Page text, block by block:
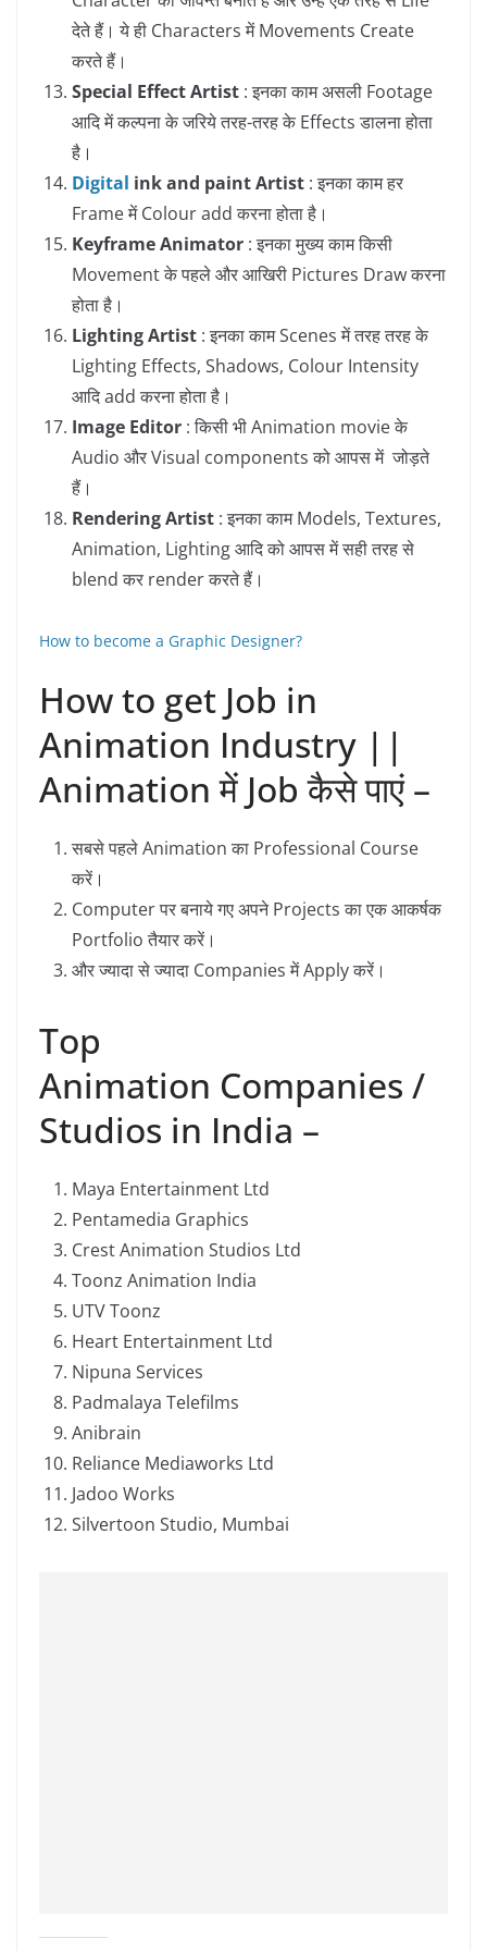
देते हैं। ये ही Characters में Movements Create
करते हैं।
Special Effect Artist : इनका काम असली Footage
आदि में कल्पना के जरिये तरह-तरह के Effects डालना होता
है।
Digital ink and paint Artist : इनका काम हर
Frame में Colour add करना होता है।
Keyframe Animator : इनका मुख्य काम किसी
Movement के पहले और आखिरी Pictures Draw करना
होता है।
Lighting Artist : इनका काम Scenes में तरह तरह के
Lighting Effects, Shadows, Colour Intensity
आदि add करना होता है।
Image Editor : किसी भी Animation movie के
Audio और Visual components को आपस में जोड़ते
हैं।
Rendering Artist : इनका काम Models, Textures,
Animation, Lighting आदि को आपस में सही तरह से
blend कर render करते हैं।
How to become a Graphic Designer?
How to get Job in
Animation Industry ||
Animation में Job कैसे पाएं –
सबसे पहले Animation का Professional Course
करें।
Computer पर बनाये गए अपने Projects का एक आकर्षक
Portfolio तैयार करें।
और ज्यादा से ज्यादा Companies में Apply करें।
Top
Animation Companies /
Studios in India –
Maya Entertainment Ltd
Pentamedia Graphics
Crest Animation Studios Ltd
Toonz Animation India
UTV Toonz
Heart Entertainment Ltd
Nipuna Services
Padmalaya Telefilms
Anibrain
Reliance Mediaworks Ltd
Jadoo Works
Silvertoon Studio, Mumbai